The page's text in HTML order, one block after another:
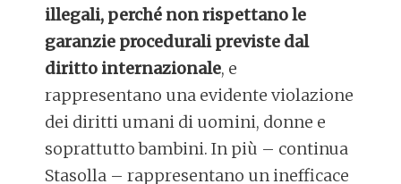
illegali, perché non rispettano le
garanzie procedurali previste dal
diritto internazionale, e
rappresentano una evidente violazione
dei diritti umani di uomini, donne e
soprattutto bambini. In più – continua
Stasolla – rappresentano un inefficace